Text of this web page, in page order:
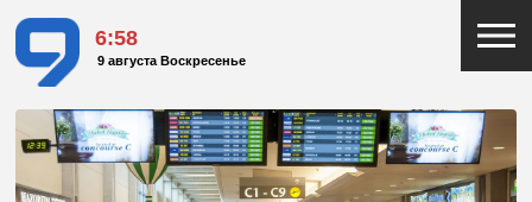
6:58
9 августа Воскресенье